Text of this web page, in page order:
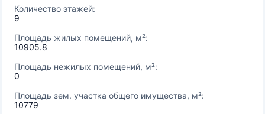
Количество этажей:
9
Площадь жилых помещений, м²:
10905.8
Площадь нежилых помещений, м²:
0
Площадь зем. участка общего имущества, м²:
10779